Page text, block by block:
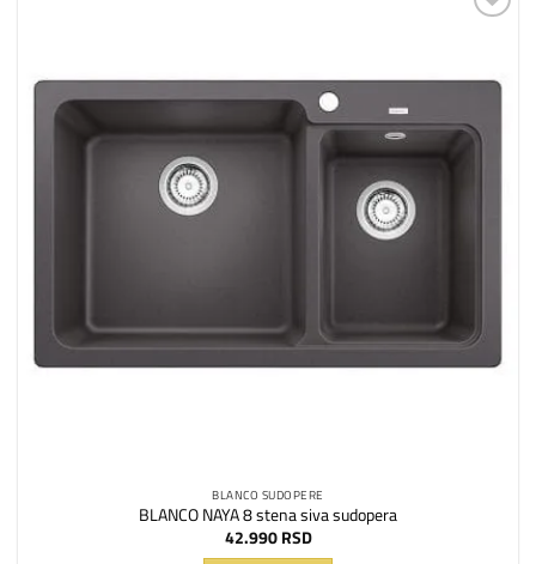
želja
BLANCO SUDOPERE
BLANCO NAYA 8 stena siva sudopera
42.990 RSD